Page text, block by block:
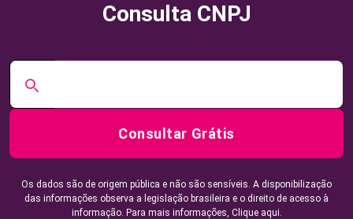
Consulta CNPJ
Consultar Grátis
Os dados são de origem pública e não são sensíveis. A disponibilização
das informações observa a legislação brasileira e o direito de acesso à
informação. Para mais informações, Clique aqui.